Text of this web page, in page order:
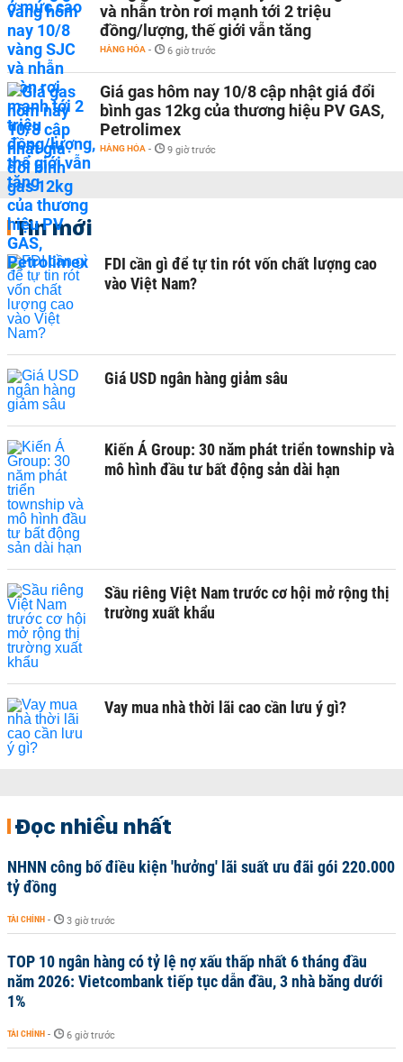
và nhẫn tròn rơi mạnh tới 2 triệu
đồng/lượng, thế giới vẫn tăng
HÀNG HÓA - 6 giờ trước
Giá gas hôm nay 10/8 cập nhật giá đổi
bình gas 12kg của thương hiệu PV GAS,
Petrolimex
HÀNG HÓA - 9 giờ trước
Tin mới
FDI cần gì để tự tin rót vốn chất lượng cao
vào Việt Nam?
Giá USD ngân hàng giảm sâu
Kiến Á Group: 30 năm phát triển township và
mô hình đầu tư bất động sản dài hạn
Sầu riêng Việt Nam trước cơ hội mở rộng thị
trường xuất khẩu
Vay mua nhà thời lãi cao cần lưu ý gì?
Đọc nhiều nhất
NHNN công bố điều kiện 'hưởng' lãi suất ưu đãi gói 220.000
tỷ đồng
TÀI CHÍNH - 3 giờ trước
TOP 10 ngân hàng có tỷ lệ nợ xấu thấp nhất 6 tháng đầu
năm 2026: Vietcombank tiếp tục dẫn đầu, 3 nhà băng dưới
1%
TÀI CHÍNH - 6 giờ trước